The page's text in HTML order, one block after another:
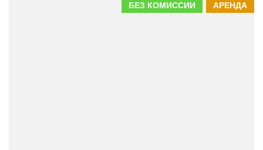
АРЕНДА
БЕЗ КОМИССИИ